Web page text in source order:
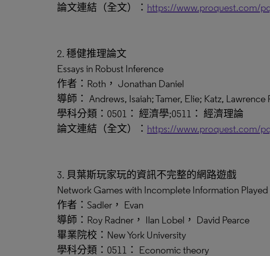
論文連結（全文）： https://www.proquest.com/
2. 穩健推理論文
Essays in Robust Inference
作者：Roth， Jonathan Daniel
導師： Andrews, Isaiah; Tamer, Elie; Katz,
學科分類：0501： 經濟學;0511： 經濟理論
論文連結（全文）： https://www.proquest.com/
3. 貝葉斯玩家玩的資訊不完整的網路遊戲
Network Games with Incomplete Information Played
作者：Sadler， Evan
導師：Roy Radner， Ilan Lobel， David Pearce
畢業院校：New York University
學科分類：0511： Economic theory